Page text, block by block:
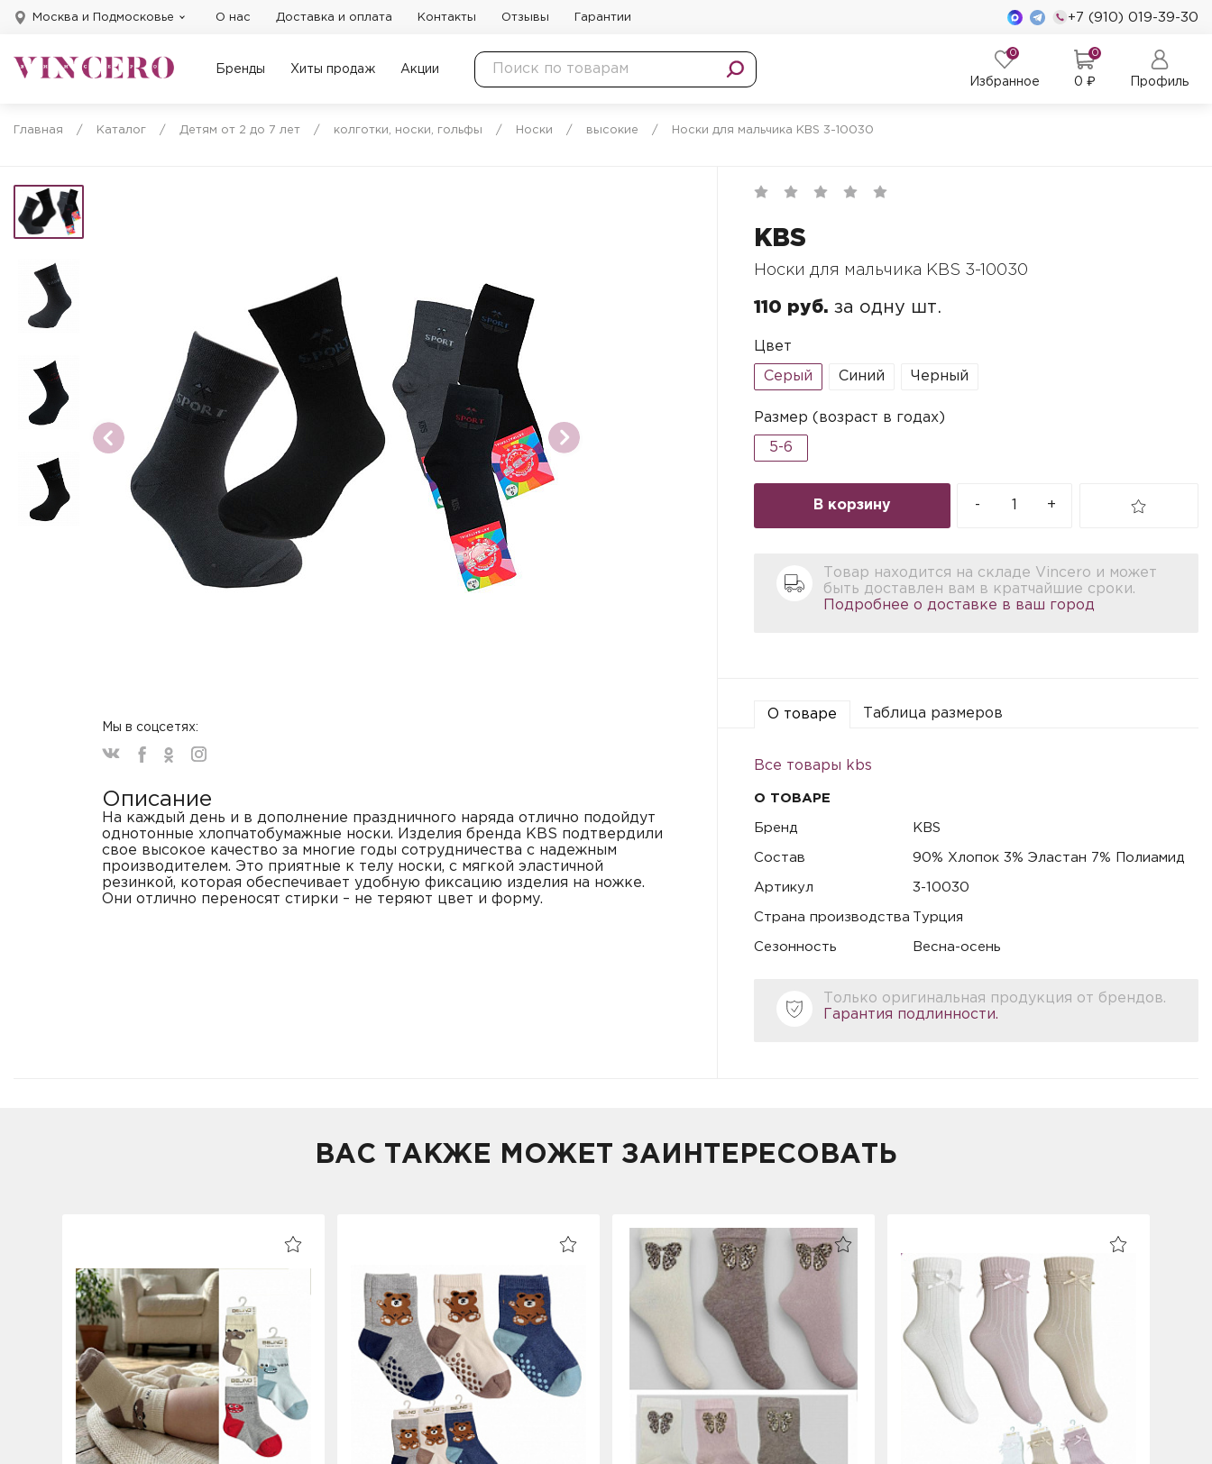
Москва и Подмосковье О нас Доставка и оплата Контакты Отзывы Гарантии +7 (910) 019-39-30
Бренды Хиты продаж Акции
0
Избранное
0
0 ₽ Профиль
Главная / Каталог / Детям от 2 до 7 лет / колготки, носки, гольфы / Носки / высокие / Носки для мальчика KBS 3-10030
Мы в соцсетях:
Описание
На каждый день и в дополнение праздничного наряда отлично подойдут
однотонные хлопчатобумажные носки. Изделия бренда KBS подтвердили
свое высокое качество за многие годы сотрудничества с надежным
производителем. Это приятные к телу носки, с мягкой эластичной
резинкой, которая обеспечивает удобную фиксацию изделия на ножке.
Они отлично переносят стирки – не теряют цвет и форму.
KBS
Носки для мальчика KBS 3-10030
110 руб. за одну шт.
Цвет
Серый Синий Черный
Размер (возраст в годах)
5-6
В корзину - +
Товар находится на складе Vincero и может
быть доставлен вам в кратчайшие сроки.
Подробнее о доставке в ваш город
О товаре Таблица размеров
Все товары kbs
О ТОВАРЕ
Бренд KBS
Состав 90% Хлопок 3% Эластан 7% Полиамид
Артикул 3-10030
Страна производства Турция
Сезонность Весна-осень
Только оригинальная продукция от брендов.
Гарантия подлинности.
ВАС ТАКЖЕ МОЖЕТ ЗАИНТЕРЕСОВАТЬ